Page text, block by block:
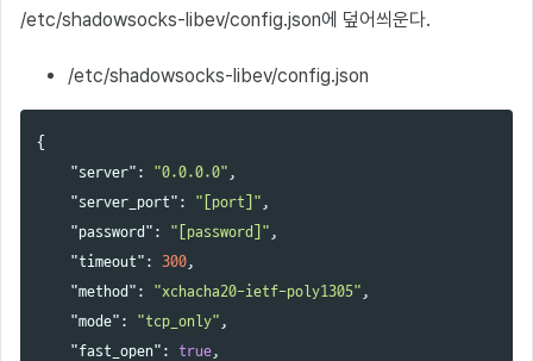
/etc/shadowsocks-libev/config.json에 덮어씌운다.
/etc/shadowsocks-libev/config.json
{
"server" : "0.0.0.0" ,
"server_port" : "[port]" ,
"password" : "[password]" ,
"timeout" : 300,
"method" : "xchacha20-ietf-poly1305" ,
"mode" : "tcp_only" ,
"fast_open" : true,